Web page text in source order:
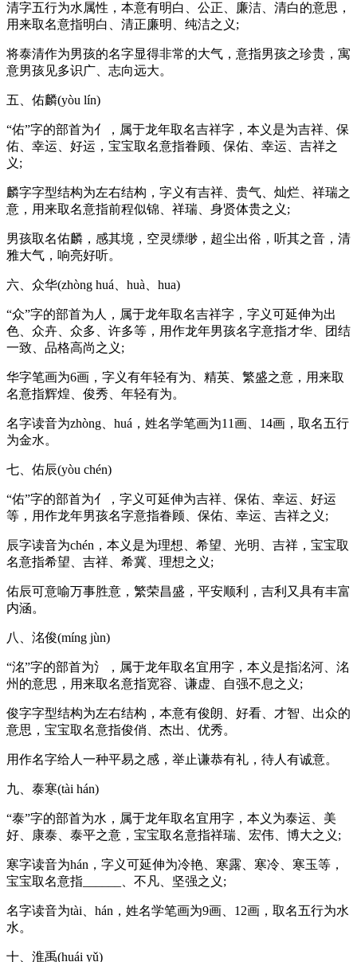
清字五行为水属性，本意有明白、公正、廉洁、清白的意思，
用来取名意指明白、清正廉明、纯洁之义;
将泰清作为男孩的名字显得非常的大气，意指男孩之珍贵，寓
意男孩见多识广、志向远大。
五、佑麟(yòu lín)
“佑”字的部首为亻，属于龙年取名吉祥字，本义是为吉祥、保
佑、幸运、好运，宝宝取名意指眷顾、保佑、幸运、吉祥之
义;
麟字字型结构为左右结构，字义有吉祥、贵气、灿烂、祥瑞之
意，用来取名意指前程似锦、祥瑞、身贤体贵之义;
男孩取名佑麟，感其境，空灵缥缈，超尘出俗，听其之音，清
雅大气，响亮好听。
六、众华(zhòng huá、huà、hua)
“众”字的部首为人，属于龙年取名吉祥字，字义可延伸为出
色、众卉、众多、许多等，用作龙年男孩名字意指才华、团结
一致、品格高尚之义;
华字笔画为6画，字义有年轻有为、精英、繁盛之意，用来取
名意指辉煌、俊秀、年轻有为。
名字读音为zhòng、huá，姓名学笔画为11画、14画，取名五行
为金水。
七、佑辰(yòu chén)
“佑”字的部首为亻，字义可延伸为吉祥、保佑、幸运、好运
等，用作龙年男孩名字意指眷顾、保佑、幸运、吉祥之义;
辰字读音为chén，本义是为理想、希望、光明、吉祥，宝宝取
名意指希望、吉祥、希冀、理想之义;
佑辰可意喻万事胜意，繁荣昌盛，平安顺利，吉利又具有丰富
内涵。
八、洺俊(míng jùn)
“洺”字的部首为氵，属于龙年取名宜用字，本义是指洺河、洺
州的意思，用来取名意指宽容、谦虚、自强不息之义;
俊字字型结构为左右结构，本意有俊朗、好看、才智、出众的
意思，宝宝取名意指俊俏、杰出、优秀。
用作名字给人一种平易之感，举止谦恭有礼，待人有诚意。
九、泰寒(tài hán)
“泰”字的部首为水，属于龙年取名宜用字，本义为泰运、美
好、康泰、泰平之意，宝宝取名意指祥瑞、宏伟、博大之义;
寒字读音为hán，字义可延伸为冷艳、寒露、寒冷、寒玉等，
宝宝取名意指______、不凡、坚强之义;
名字读音为tài、hán，姓名学笔画为9画、12画，取名五行为水
水。
十、淮禹(huái yǔ)